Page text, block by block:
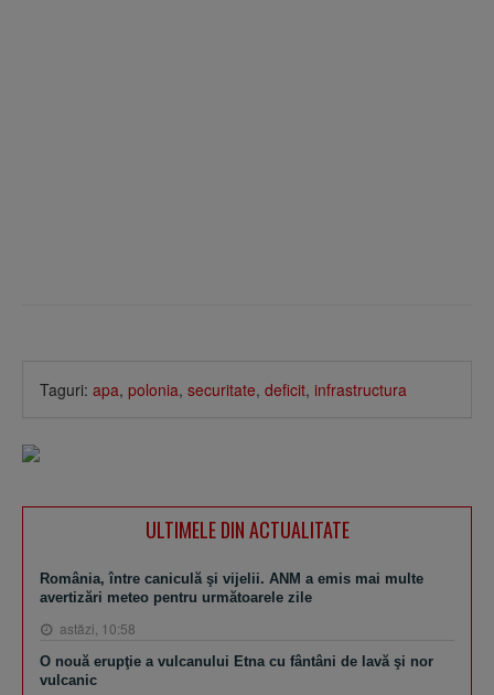
Taguri: apa, polonia, securitate, deficit, infrastructura
ULTIMELE DIN ACTUALITATE
România, între caniculă şi vijelii. ANM a emis mai multe
avertizări meteo pentru următoarele zile
astăzi, 10:58
O nouă erupţie a vulcanului Etna cu fântâni de lavă şi nor
vulcanic